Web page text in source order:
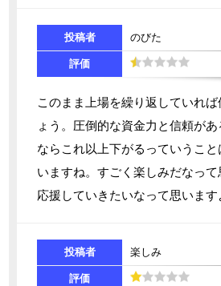
投稿者 のびた
評価
このまま上場を繰り返していれ
ょう。圧倒的な資金力と信頼が
ならこれ以上下がるっていうこ
いますね。すごく楽しみだなっ
応援していきたいなって思います
投稿者 楽しみ
評価